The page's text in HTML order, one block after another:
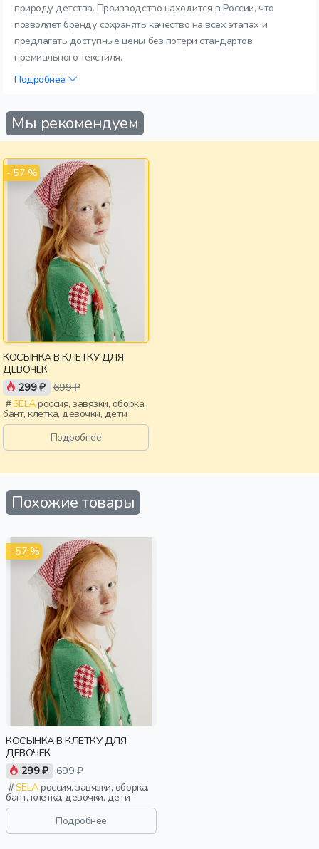
природу детства. Производство находится в России, что
позволяет бренду сохранять качество на всех этапах и
предлагать доступные цены без потери стандартов
премиального текстиля.
Подробнее
Мы рекомендуем
- 57 %
КОСЫНКА В КЛЕТКУ ДЛЯ
ДЕВОЧЕК
299 ₽ 699 ₽
SELAроссия, завязки, оборка,
бант, клетка, девочки, дети
Подробнее
Похожие товары
- 57 %
КОСЫНКА В КЛЕТКУ ДЛЯ
ДЕВОЧЕК
299 ₽ 699 ₽
SELAроссия, завязки, оборка,
бант, клетка, девочки, дети
Подробнее